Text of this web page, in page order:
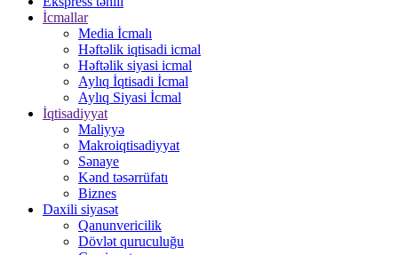
İcmallar
Media İcmalı
Həftəlik iqtisadi icmal
Həftəlik siyasi icmal
Aylıq İqtisadi İcmal
Aylıq Siyasi İcmal
İqtisadiyyat
Maliyyə
Makroiqtisadiyyat
Sənaye
Kənd təsərrüfatı
Biznes
Daxili siyasət
Qanunvericilik
Dövlət quruculuğu